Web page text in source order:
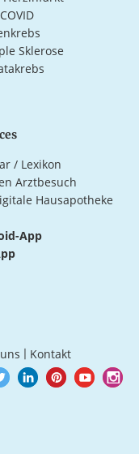
Sklerose
/ Lexikon
Arztbesuch
Hausapotheke
App
Kontakt